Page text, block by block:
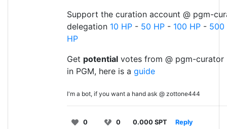
Support the curation account @ pgm-
delegation 10 HP - 50 HP - 100 HP - 500
HP
Get potential votes from @ pgm-curator
in PGM, here is a guide
I'm a bot, if you want a hand ask @ zottone444
0 0 0.000 SPT Reply